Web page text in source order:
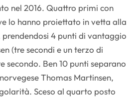
nel 2016. Quattro primi con
lo hanno proiettato in vetta alla
4 punti di vantaggio
(tre secondi e un terzo di
secondo. Ben 10 punti separano
Thomas Martinsen,
Sceso al quarto posto